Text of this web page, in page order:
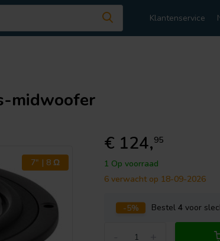
Klantenservice
midwoofer
7" | 8 Ω
€ 124,95
1 Op voorraad
6 verwacht op 18-09-2026
-5% Bestel4 voor